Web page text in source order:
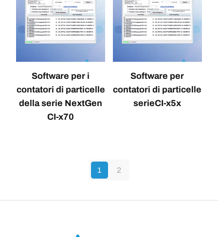
Software per i
contatori di particelle
della serie NextGen
CI-x70
Software per
contatori di particelle
serieCI-x5x
1 2